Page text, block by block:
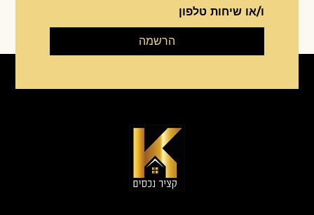
ו/או שיחות טלפון
הרשמה